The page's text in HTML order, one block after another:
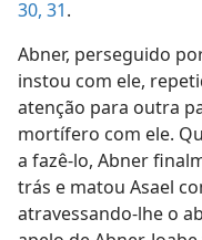
30, 31.
Abner, perseguido
instou com ele,
atenção para outra
mortífero com ele.
a fazê-lo, Abner
trás e matou Asael
atravessando-lhe o